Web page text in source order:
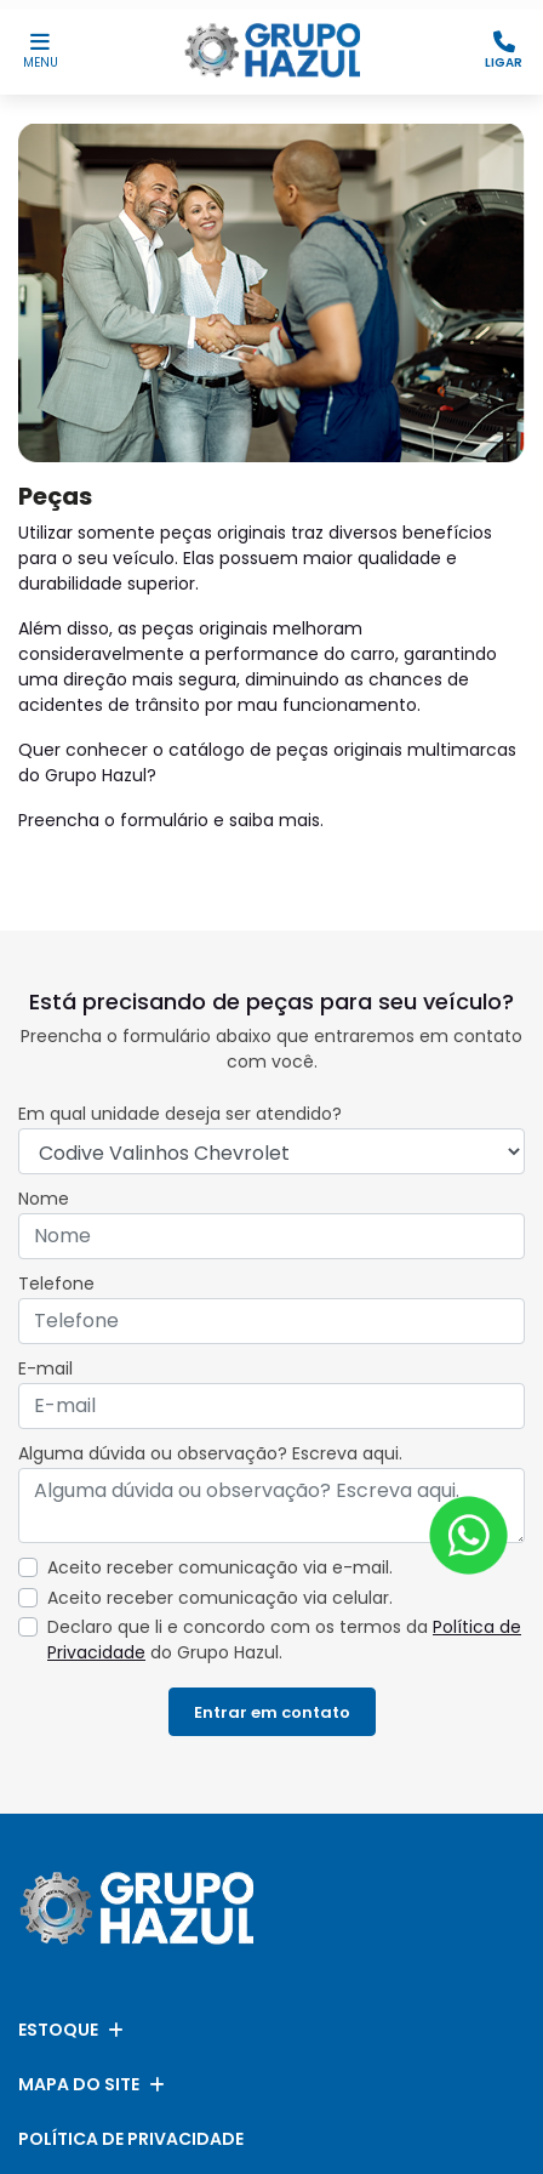
MENU LIGAR
Peças
Utilizar somente peças originais traz diversos benefícios
para o seu veículo. Elas possuem maior qualidade e
durabilidade superior.
Além disso, as peças originais melhoram
consideravelmente a performance do carro, garantindo
uma direção mais segura, diminuindo as chances de
acidentes de trânsito por mau funcionamento.
Quer conhecer o catálogo de peças originais multimarcas
do Grupo Hazul?
Preencha o formulário e saiba mais.
Está precisando de peças para seu veículo?
Preencha o formulário abaixo que entraremos em contato
com você.
Em qual unidade deseja ser atendido?
Nome
Telefone
E-mail
Alguma dúvida ou observação? Escreva aqui.
Aceito receber comunicação via e-mail.
Aceito receber comunicação via celular.
Declaro que li e concordo com os termos da Política de
Privacidade do Grupo Hazul.
Entrar em contato
ESTOQUE
MAPA DO SITE
POLÍTICA DE PRIVACIDADE